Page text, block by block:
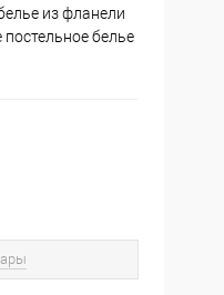
из фланели
белье